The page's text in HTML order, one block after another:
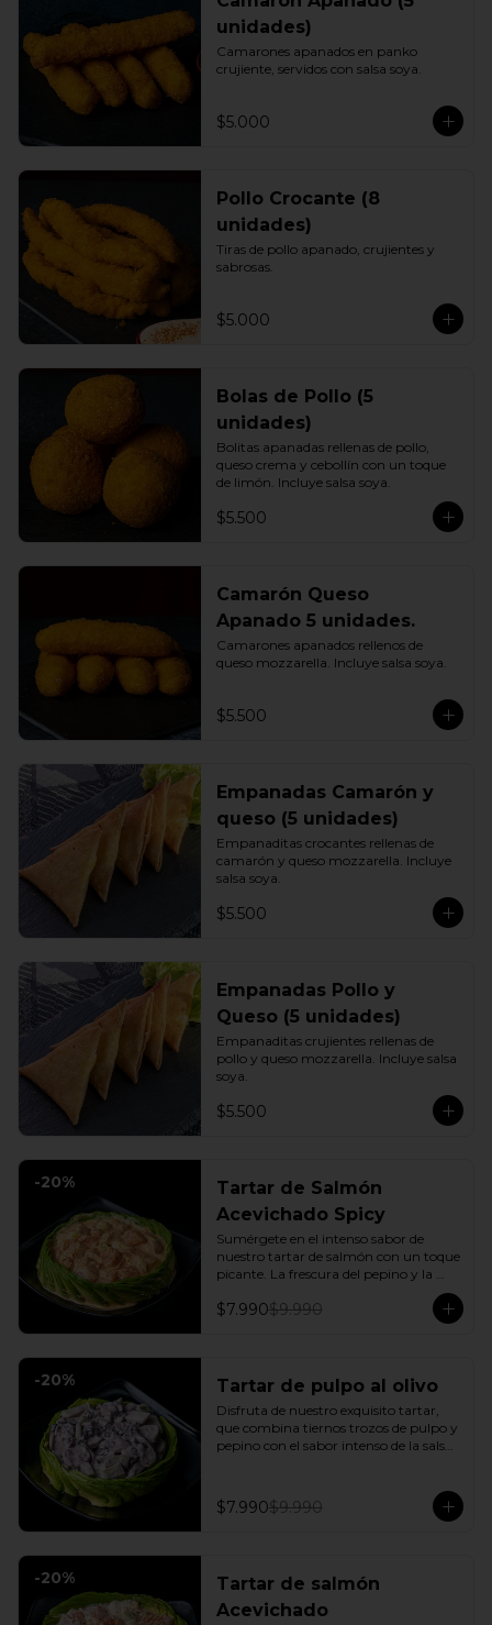
unidades)
Camarones apanados en panko
crujiente, servidos con salsa soya.
$5.000
Pollo Crocante (8
unidades)
Tiras de pollo apanado, crujientes y
sabrosas.
$5.000
Bolas de Pollo (5
unidades)
Bolitas apanadas rellenas de pollo,
queso crema y cebollín con un toque
de limón. Incluye salsa soya.
$5.500
Camarón Queso
Apanado 5 unidades.
Camarones apanados rellenos de
queso mozzarella. Incluye salsa soya.
$5.500
Empanadas Camarón y
queso (5 unidades)
Empanaditas crocantes rellenas de
camarón y queso mozzarella. Incluye
salsa soya.
$5.500
Empanadas Pollo y
Queso (5 unidades)
Empanaditas crujientes rellenas de
pollo y queso mozzarella. Incluye salsa
soya.
$5.500
-20%
Tartar de Salmón
Acevichado Spicy
Sumérgete en el intenso sabor de
nuestro tartar de salmón con un toque
picante. La frescura del pepino y la
suavidad de la palta se combinan con
la explosión de la salsa spicy, creando
un plato vibrante y lleno de sabor que
$7.990$9.990
-20% Tartar de pulpo al olivo
Disfruta de nuestro exquisito tartar,
que combina tiernos trozos de pulpo y
pepino con el sabor intenso de la salsa
experiencia única de sabor y textura.
$7.990$9.990
-20%
Tartar de salmón
Acevichado